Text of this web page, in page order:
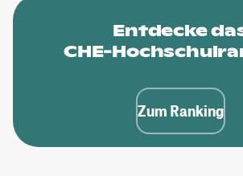
Entdecke
CHE-
Zum Ranking